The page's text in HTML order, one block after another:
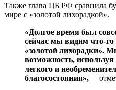
Также глава ЦБ РФ сравнила
мире с «золотой лихорадкой».
«Долгое время был
сейчас мы видим что-то
«золотой лихорадки».
возможность,
легкого и
благосостояния»,—